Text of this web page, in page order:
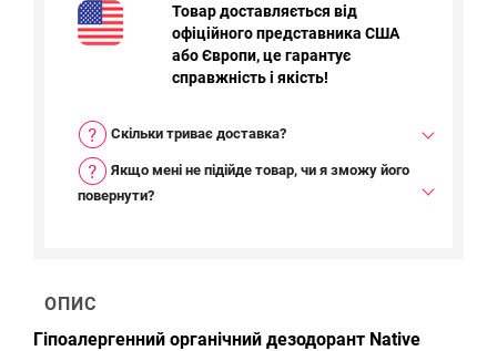
Товар доставляється від
офіційного представника США
або Європи, це гарантує
справжність і якість!
Скільки триває доставка?
Якщо мені не підійде товар, чи я зможу його
повернути?
ОПИС
Гіпоалергенний органічний дезодорант Native